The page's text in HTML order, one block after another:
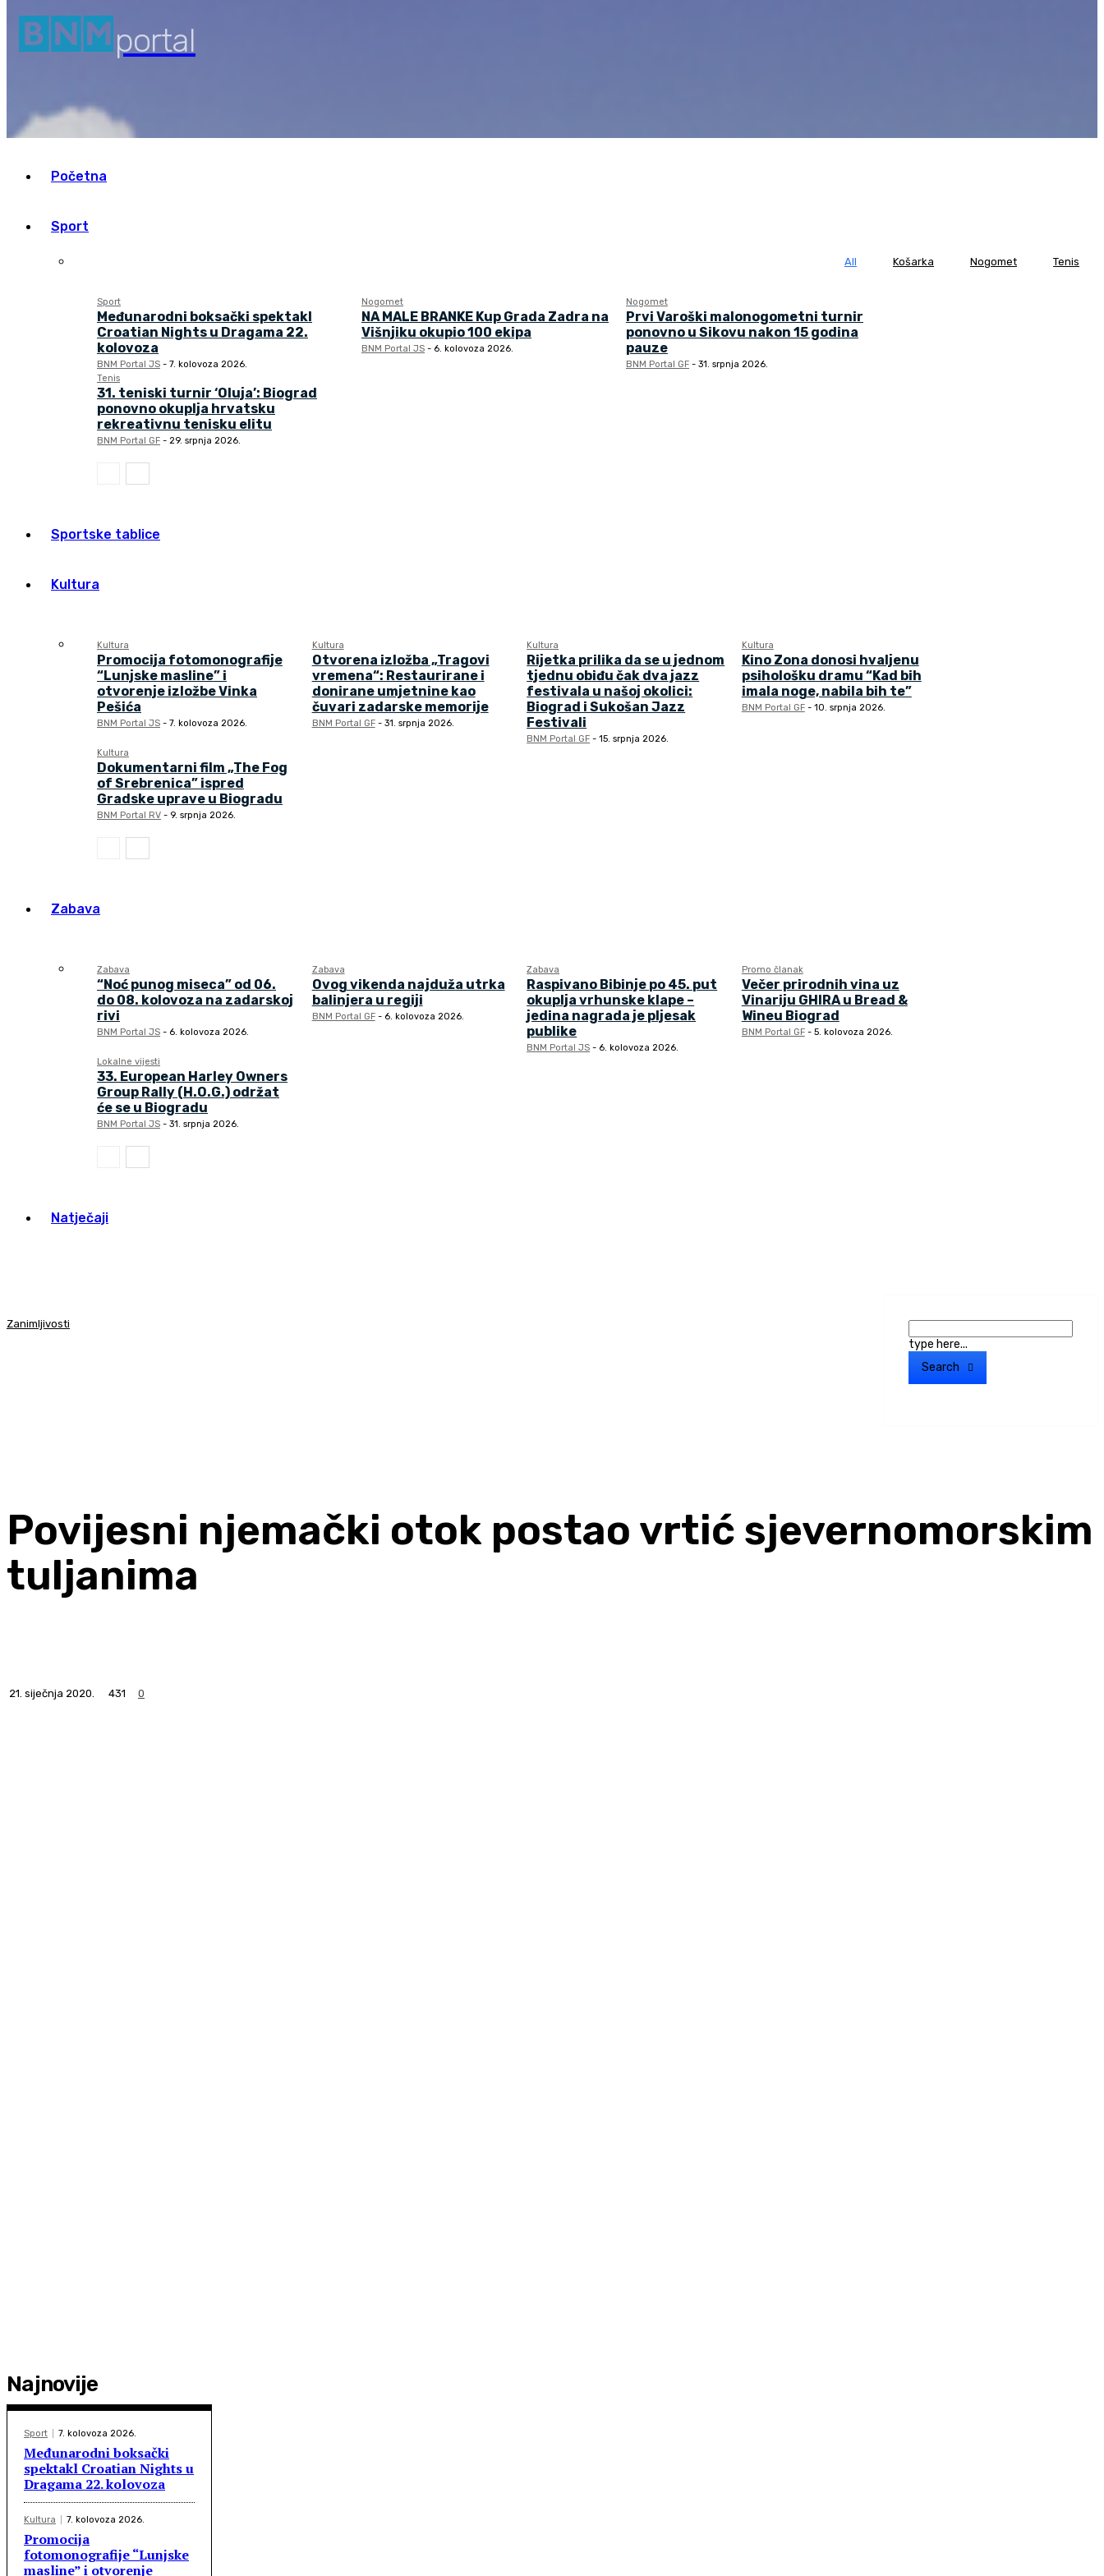
portal
Početna
Sport
All Košarka Nogomet Tenis
Sport
Međunarodni boksački spektakl
Croatian Nights u Dragama 22.
kolovoza
BNM Portal JS - 7. kolovoza 2026.
Nogomet
NA MALE BRANKE Kup Grada Zadra na
Višnjiku okupio 100 ekipa
BNM Portal JS - 6. kolovoza 2026.
Nogomet
Prvi Varoški malonogometni turnir
ponovno u Sikovu nakon 15 godina
pauze
BNM Portal GF - 31. srpnja 2026.
Tenis
31. teniski turnir ‘Oluja’: Biograd
ponovno okuplja hrvatsku
rekreativnu tenisku elitu
BNM Portal GF - 29. srpnja 2026.
Sportske tablice
Kultura
Kultura
Promocija fotomonografije
“Lunjske masline” i
otvorenje izložbe Vinka
Pešića
BNM Portal JS - 7. kolovoza 2026.
Kultura
Otvorena izložba „Tragovi
vremena“: Restaurirane i
donirane umjetnine kao
čuvari zadarske memorije
BNM Portal GF - 31. srpnja 2026.
Kultura
Rijetka prilika da se u jednom
tjednu obiđu čak dva jazz
festivala u našoj okolici:
Biograd i Sukošan Jazz
Festivali
BNM Portal GF - 15. srpnja 2026.
Kultura
Kino Zona donosi hvaljenu
psihološku dramu “Kad bih
imala noge, nabila bih te”
BNM Portal GF - 10. srpnja 2026.
Kultura
Dokumentarni film „The Fog
of Srebrenica” ispred
Gradske uprave u Biogradu
BNM Portal RV - 9. srpnja 2026.
Zabava
Zabava
“Noć punog miseca” od 06.
do 08. kolovoza na zadarskoj
rivi
BNM Portal JS - 6. kolovoza 2026.
Zabava
Ovog vikenda najduža utrka
balinjera u regiji
BNM Portal GF - 6. kolovoza 2026.
Zabava
Raspivano Bibinje po 45. put
okuplja vrhunske klape –
jedina nagrada je pljesak
publike
BNM Portal JS - 6. kolovoza 2026.
Promo članak
Večer prirodnih vina uz
Vinariju GHIRA u Bread &
Wineu Biograd
BNM Portal GF - 5. kolovoza 2026.
Lokalne vijesti
33. European Harley Owners
Group Rally (H.O.G.) održat
će se u Biogradu
BNM Portal JS - 31. srpnja 2026.
Natječaji
type here...
Search
Zanimljivosti
Povijesni njemački otok postao vrtić sjevernomorskim
tuljanima
21. siječnja 2020. 431 0
Najnovije
Sport 7. kolovoza 2026.
Međunarodni boksački
spektakl Croatian Nights u
Dragama 22. kolovoza
Kultura 7. kolovoza 2026.
Promocija
fotomonografije “Lunjske
masline” i otvorenje